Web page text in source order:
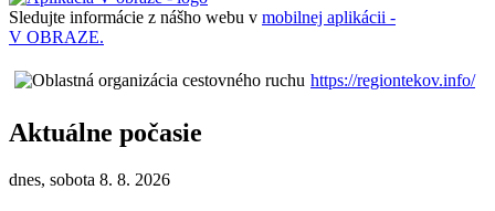
Sledujte informácie z nášho webu v mobilnej aplikácii -
V OBRAZE.
https://regiontekov.info/
Aktuálne počasie
dnes, sobota 8. 8. 2026